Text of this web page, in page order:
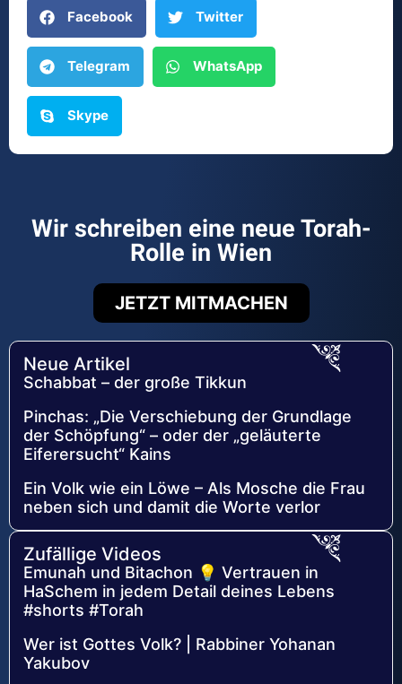
Facebook Twitter
Telegram WhatsApp
Skype
Wir schreiben eine neue Torah-
Rolle in Wien
JETZT MITMACHEN
Neue Artikel
Schabbat – der große Tikkun
Pinchas: „Die Verschiebung der Grundlage
der Schöpfung“ – oder der „geläuterte
Eiferersucht“ Kains
Ein Volk wie ein Löwe – Als Mosche die Frau
neben sich und damit die Worte verlor
Zufällige Videos
Emunah und Bitachon 💡 Vertrauen in
HaSchem in jedem Detail deines Lebens
#shorts #Torah
Wer ist Gottes Volk? | Rabbiner Yohanan
Yakubov